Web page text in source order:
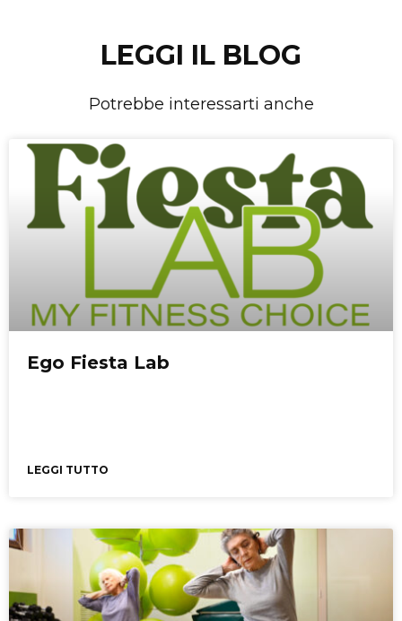
LEGGI IL BLOG
Potrebbe interessarti anche
Ego Fiesta Lab
LEGGI TUTTO